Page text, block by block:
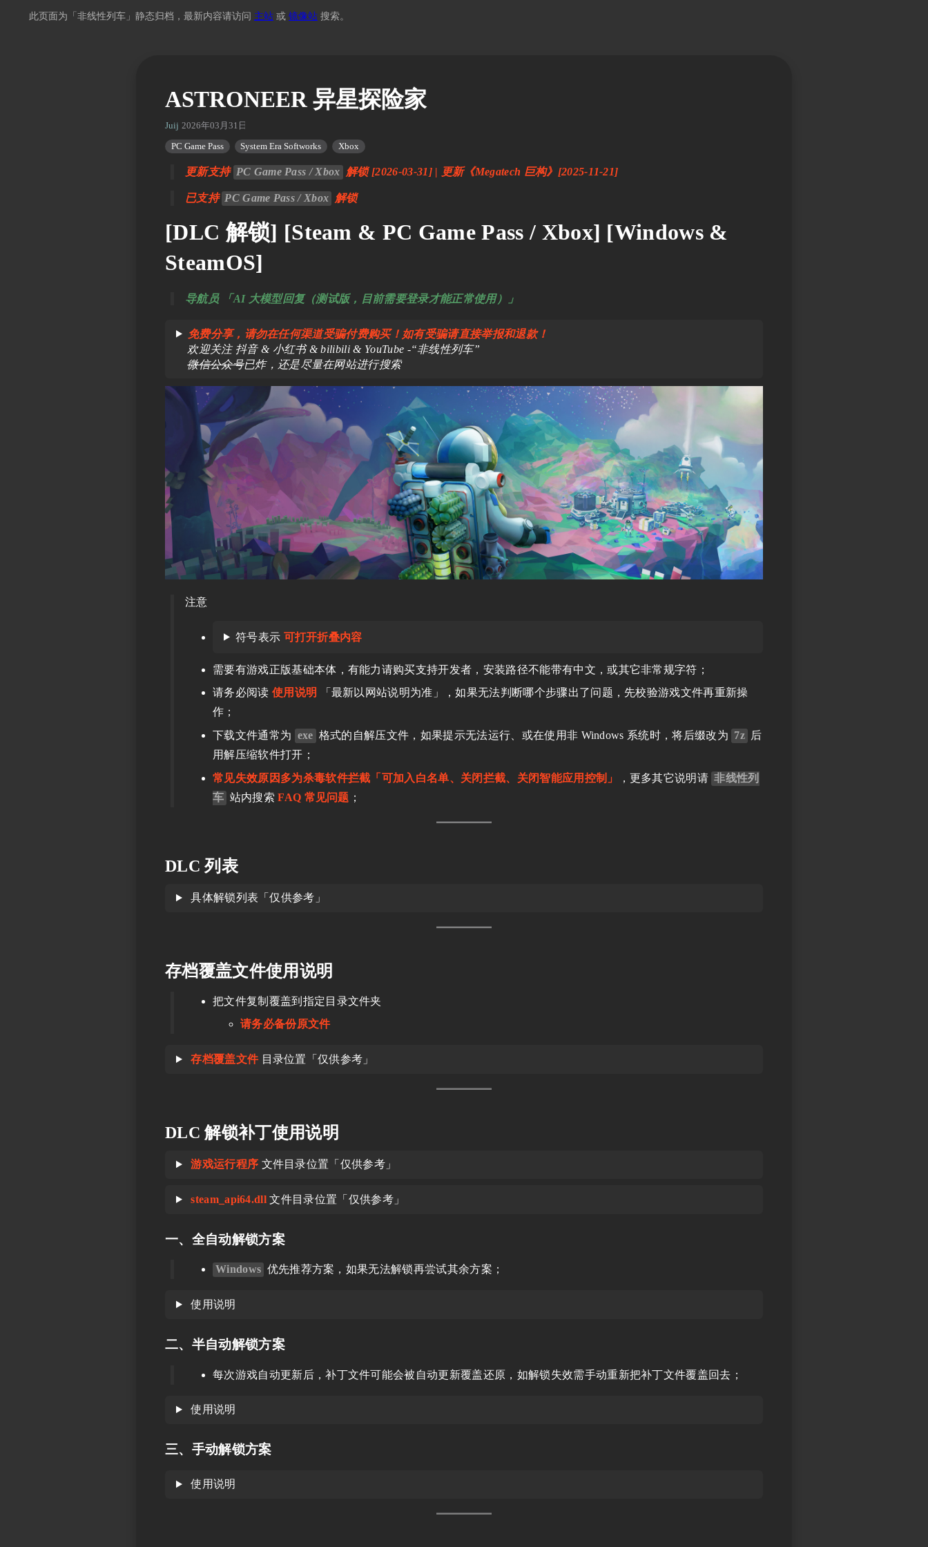
此页面为「非线性列车」静态归档，最新内容请访问 主站 或 镜像站 搜索。
ASTRONEER 异星探险家
Juij 2026年03月31日 07:48
PC Game Pass System Era Softworks Xbox
更新支持 PC Game Pass / Xbox 解锁 [2026-03-31] | 更新《Megatech 巨构》[2025-11-21]
已支持 PC Game Pass / Xbox 解锁
[DLC 解锁] [Steam & PC Game Pass / Xbox] [Windows &
SteamOS]
导航员 「AI 大模型回复（测试版，目前需要登录才能正常使用）」
免费分享，请勿在任何渠道受骗付费购买！如有受骗请直接举报和退款！
欢迎关注 抖音 & 小红书 & bilibili & YouTube -“非线性列车”
微信公众号已炸，还是尽量在网站进行搜索
注意
符号表示 可打开折叠内容
需要有游戏正版基础本体，有能力请购买支持开发者，安装路径不能带有中文，或其它非常规字符；
请务必阅读 使用说明
「最新以网站说明为准」，如果无法判断哪个步骤出了问题，先校验游戏文件再重新操
作；
下载文件通常为 exe 格式的自解压文件，如果提示无法运行、或在使用非 Windows 系统时，将后缀改为 7z 后
用解压缩软件打开；
常见失效原因多为杀毒软件拦截「可加入白名单、关闭拦截、关闭智能应用控制」
，更多其它说明请 非线性列
车 站内搜索FAQ 常见问题 ；
DLC 列表
具体解锁列表「仅供参考」
存档覆盖文件使用说明
把文件复制覆盖到指定目录文件夹
请务必备份原文件
存档覆盖文件目录位置「仅供参考」
DLC 解锁补丁使用说明
游戏运行程序 文件目录位置「仅供参考」
steam_api64.dll 文件目录位置「仅供参考」
一、全自动解锁方案
Windows 优先推荐方案，如果无法解锁再尝试其余方案；
使用说明
二、半自动解锁方案
每次游戏自动更新后，补丁文件可能会被自动更新覆盖还原，如解锁失效需手动重新把补丁文件覆盖回去；
使用说明
三、手动解锁方案
使用说明